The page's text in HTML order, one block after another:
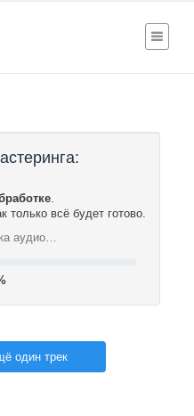
.
только всё будет готово.
аудио…
один трек